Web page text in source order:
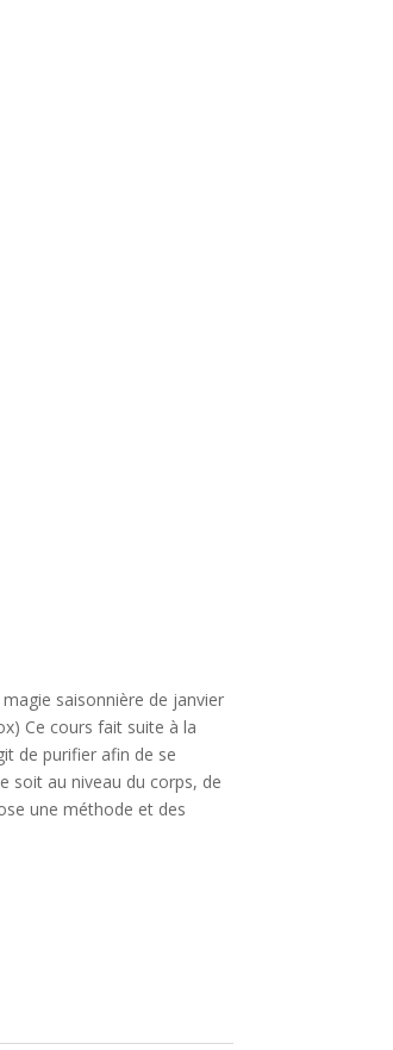
saisonnière de janvier
Ce cours fait suite à la
de purifier afin de se
soit au niveau du corps, de
une méthode et des